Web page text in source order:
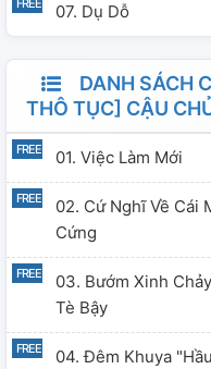
07. Dụ Dỗ
DANH SÁCH
THÔ TỤC] CẬU
01. Việc Làm Mới
02. Cứ Nghĩ Về Cái
Cứng
03. Bướm Xinh
Tè Bậy
04. Đêm Khuya